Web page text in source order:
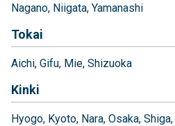
Nagano Niigata Yamanashi
Tokai
Aichi Gifu Mie Shizuoka
Kinki
Hyogo Kyoto Nara Osaka Shiga